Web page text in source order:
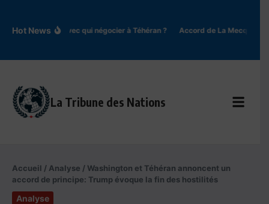
Hot NewsIran : avec qui négocier à Téhéran ? Accord de La Mecque :
La Tribune des Nations
Accueil / Analyse / Washington et Téhéran annoncent un
accord de principe: Trump évoque la fin des hostilités
Analyse